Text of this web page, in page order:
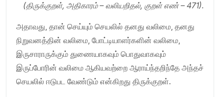
(திருக்குறள், அதிகாரம் – வலியறிதல், குறள் எண் – 471).
அதாவது, தான் செய்யும் செயலில் தனது வலிமை, தனது
நிறுவனத்தின் வலிமை, போட்டியாளர்களின் வலிமை,
இருசாராருக்கும் துணையாகவும் பொதுவாகவும்
இருப்போரின் வலிமை ஆகியவற்றை ஆராய்ந்தறிந்தே அந்தச்
செயலில் ஈடுபட வேண்டும் என்கிறது திருக்குறள்.